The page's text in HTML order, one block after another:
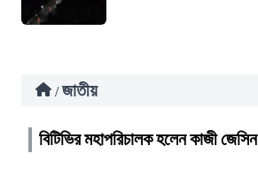
/ জাতীয়
বিটিভির মহাপরিচালক হলেন কাজী জেসিন